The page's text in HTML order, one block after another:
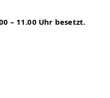
– 11.00 Uhr besetzt.